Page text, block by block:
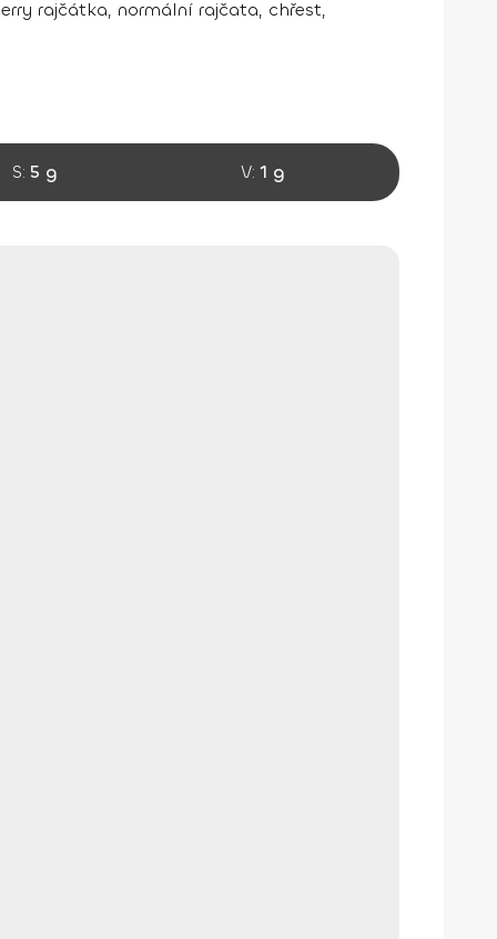
rajčátka, normální rajčata, chřest,
S: 5 g V: 1 g